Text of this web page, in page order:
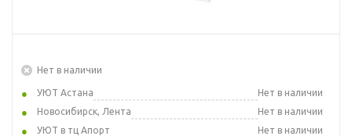
Нет в наличии
УЮТ Астана
Нет в наличии
Новосибирск, Лента
Нет в наличии
УЮТ в тц Апорт
Нет в наличии